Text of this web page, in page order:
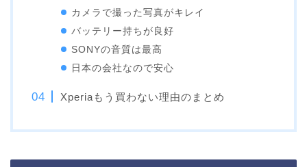
カメラで撮った写真がキレイ
バッテリー持ちが良好
SONYの音質は最高
日本の会社なので安心
Xperiaもう買わない理由のまとめ